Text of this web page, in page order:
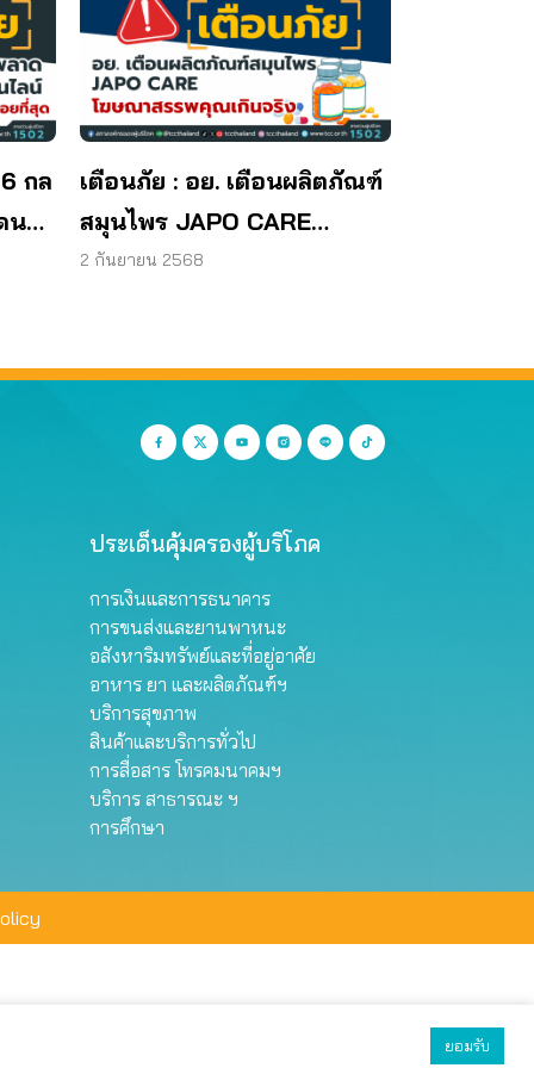
กล
น
เตือนภัย : อย. เตือนผลิตภัณฑ์
สมุนไพร JAPO CARE
โฆษณาสรรพคุณเกินจริง
2 กันยายน 2568
ประเด็นคุ้มครองผู้บริโภค
การเงินและการธนาคาร
การขนส่งและยานพาหนะ
อสังหาริมทรัพย์และที่อยู่อาศัย
อาหาร ยา และผลิตภัณฑ์ฯ
บริการสุขภาพ
สินค้าและบริการทั่วไป
การสื่อสาร โทรคมนาคมฯ
บริการ สาธารณะ ฯ
การศึกษา
ยอมรับ